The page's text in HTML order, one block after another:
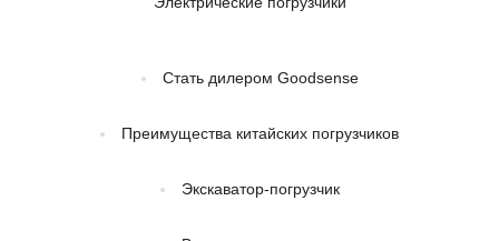
Стать дилером Goodsense
Преимущества китайских погрузчиков
Экскаватор-погрузчик